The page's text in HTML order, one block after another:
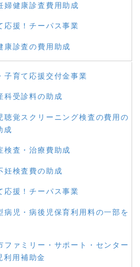
婦健康診査費用助成
応援！チーパス事業
康診査の費用助成
子育て応援交付金事業
科受診料の助成
聴覚スクリーニング検査の費用の
成
検査・治療費助成
妊検査費の助成
応援！チーパス事業
病児・病後児保育利用料の一部を
ファミリー・サポート・センター
利用補助金